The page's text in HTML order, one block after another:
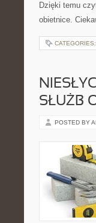
Dzięki temu
obietnice.
CATEGORIES:
SŁUŻB
POSTED BY